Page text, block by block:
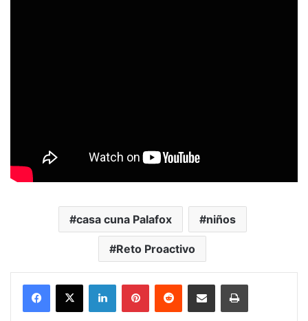
casa cuna Palafox niños
Reto Proactivo
LinkedInPinterestReddit Share via Email Print